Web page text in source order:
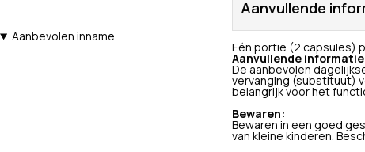
Aanvullende
Aanbevolen inname
Eén portie (2 capsules)
Aanvullende
De aanbevolen
vervanging (substituut)
belangrijk voor het
Bewaren:
Bewaren in een goed
van kleine kinderen.